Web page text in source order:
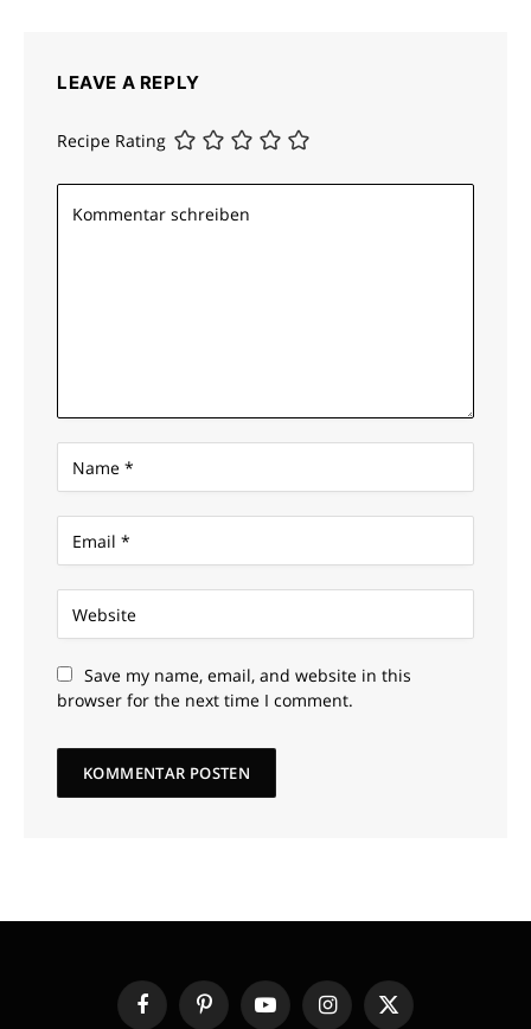
LEAVE A REPLY
Recipe Rating
Save my name, email, and website in this
browser for the next time I comment.
FacebookPinterestYouTubeInstagram
X